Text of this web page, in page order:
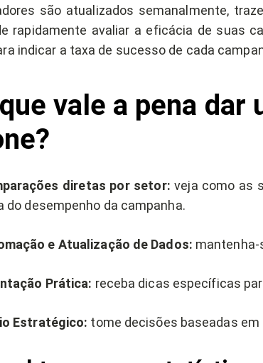
são atualizados semanalmente,
rapidamente avaliar a eficácia de suas
indicar a taxa de sucesso de cada
vale a pena dar
diretas por setor: veja como as
do desempenho da campanha.
e Atualização de Dados: mantenha-
Prática: receba dicas específicas
Estratégico: tome decisões baseadas